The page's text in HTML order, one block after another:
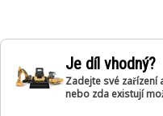
Je díl vhodný?
Zadejte své zařízení
nebo zda existují